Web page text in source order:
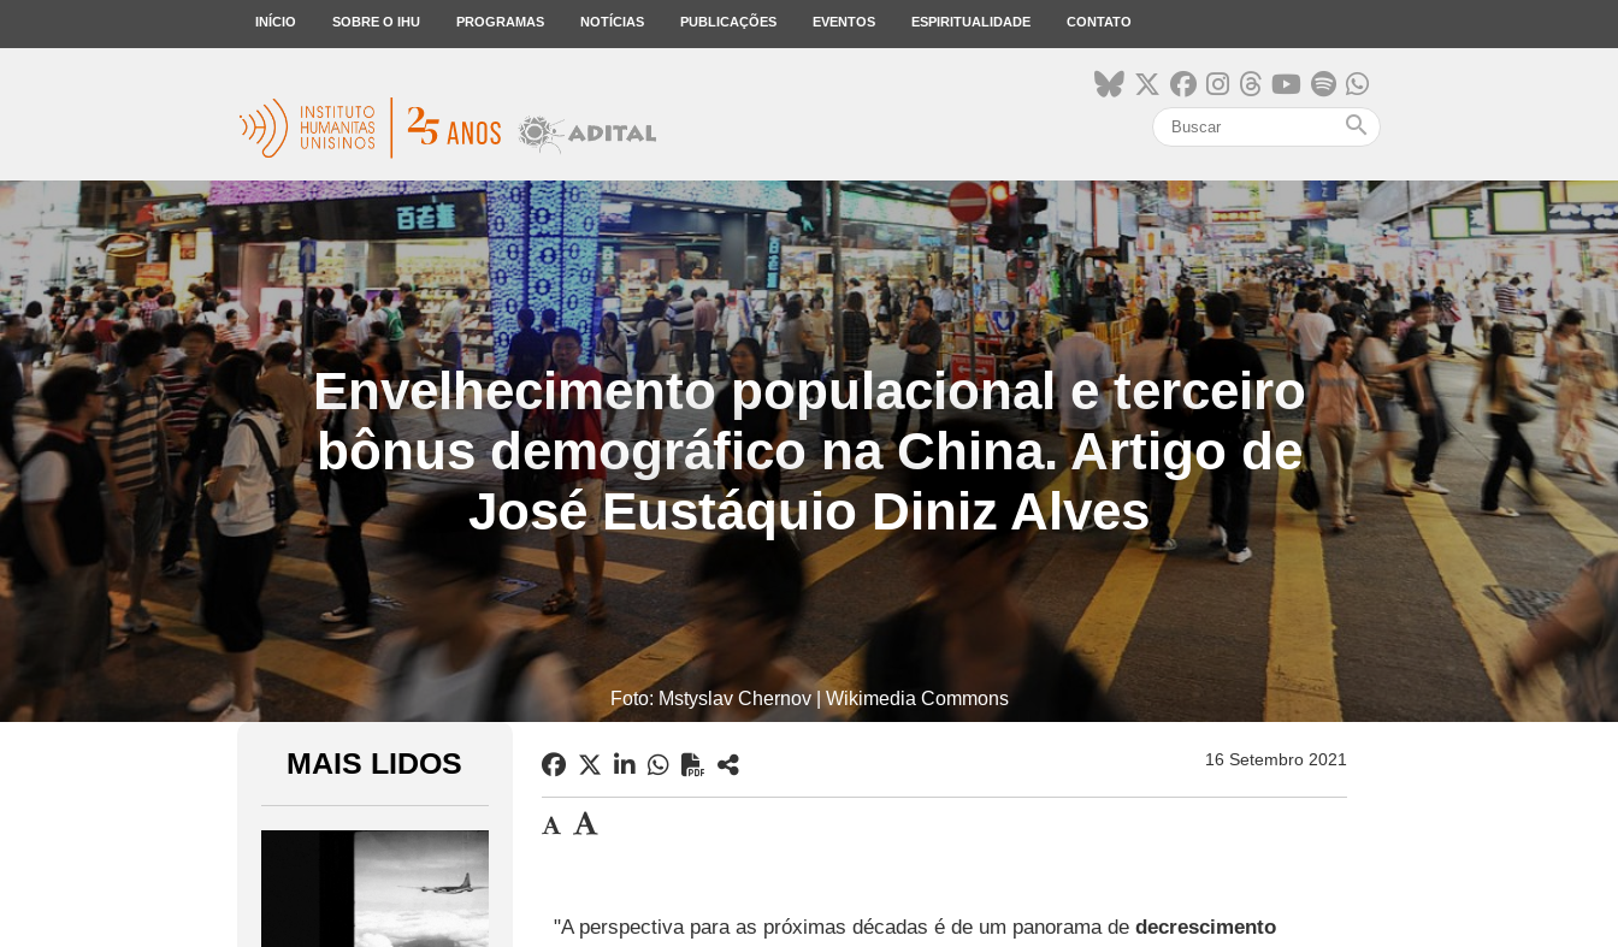
INÍCIO SOBRE O IHU PROGRAMAS NOTÍCIAS PUBLICAÇÕES EVENTOS ESPIRITUALIDADE CONTATO
search
Envelhecimento populacional e terceiro
bônus demográfico na China. Artigo de
José Eustáquio Diniz Alves
Foto: Mstyslav Chernov | Wikimedia Commons
MAIS LIDOS 16 Setembro 2021
"A perspectiva para as próximas décadas é de um panorama de decrescimento